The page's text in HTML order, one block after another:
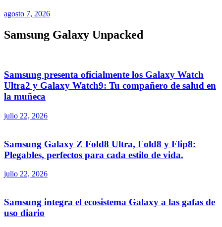
agosto 7, 2026
Samsung Galaxy Unpacked
Samsung presenta oficialmente los Galaxy Watch
Ultra2 y Galaxy Watch9: Tu compañero de salud en
la muñeca
julio 22, 2026
Samsung Galaxy Z Fold8 Ultra, Fold8 y Flip8:
Plegables, perfectos para cada estilo de vida.
julio 22, 2026
Samsung integra el ecosistema Galaxy a las gafas de
uso diario